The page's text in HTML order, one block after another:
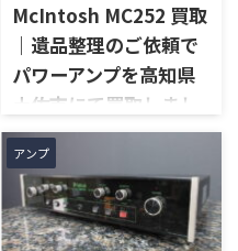
McIntosh MC252 買取
｜遺品整理のご依頼で
パワーアンプを高知県
土佐市にて買取しまし
た
高知県土佐市で、遺品整理に伴
いMcIntoshのステレオパワー
アンプ「MC252」を出張買取さ
せていただきました。今回の
アンプ